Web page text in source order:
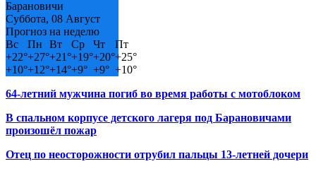
Барановичи
Суббота, 08 Август
Прогноз на неделю
Вс
Пн Вт Ср Чт
Пт
+22°+27°+21°+19°+20°+25°
+10°+12°+14°+9° +9° +10°
64-летний мужчина погиб во время работы с мотоблоком
В спальном корпусе детского лагеря под Барановичами
произошёл пожар
Отец по неосторожности отрубил пальцы 13-летней дочери